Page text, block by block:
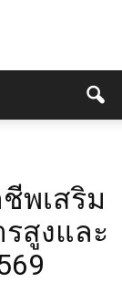
พเสริม
สูงและ